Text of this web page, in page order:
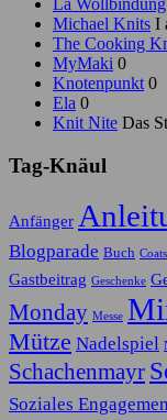
Michael Knits I
The Cooking
MyMaki 0
Knotenpunkt 0
Ela 0
Knit Nite Das
Tag-Knäul
Anfänger
Blogparade Buch Coats
Gastbeitrag Geschenke
Monday Messe
Mütze Nadelspiel
Schachenmayr
Soziales